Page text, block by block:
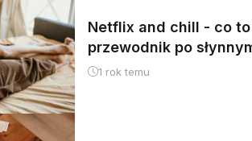
Netflix and chill - co to
przewodnik po
1 rok temu